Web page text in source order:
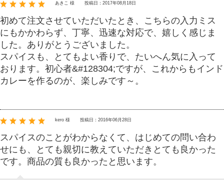
あきこ 様 投稿日：2017年08月18日
初めて注文させていただいたとき、こちらの入力ミス
にもかかわらず、丁寧、迅速な対応で、嬉しく感じま
した。ありがとうございました。
スパイスも、とてもよい香りで、たいへん気に入って
おります。初心者&#128304;ですが、これからもインド
カレーを作るのが、楽しみです～。
kero 様 投稿日：2016年06月28日
スパイスのことがわからなくて、はじめての問い合わ
せにも、とても親切に教えていただきとても良かった
です。商品の質も良かったと思います。